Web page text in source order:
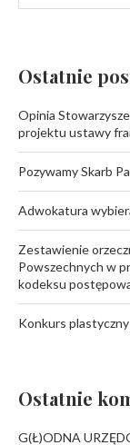
Ostatnie
Opinia
projektu ustawy
Pozywamy Skarb
Adwokatura
Zestawienie
Powszechnych w
kodeksu
Konkurs
Ostatnie
G(Ł)ODNA